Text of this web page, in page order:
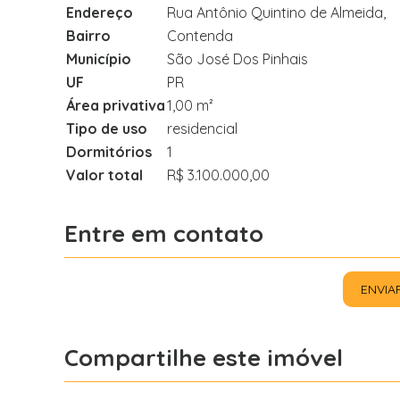
Endereço
Rua Antônio Quintino de Almeida,
Bairro
Contenda
Município
São José Dos Pinhais
UF
PR
Área privativa1,00 m²
Tipo de uso
residencial
Dormitórios
1
Valor total
R$ 3.100.000,00
Entre em contato
Compartilhe este imóvel